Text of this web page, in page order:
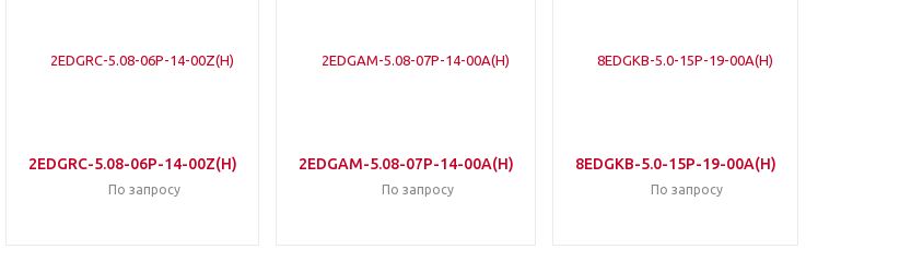
2EDGRC-5.08-06P-14-00Z(H)
По запросу
2EDGAM-5.08-07P-14-00A(H)
По запросу
8EDGKB-5.0-15P-19-00A(H)
По запросу